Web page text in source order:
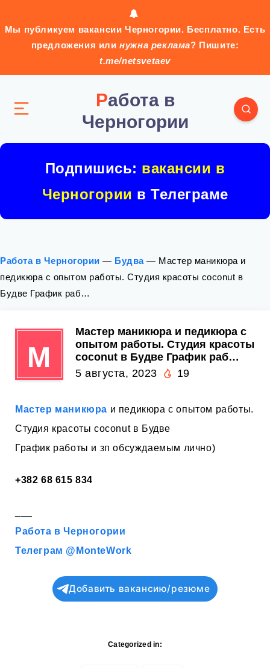
Мы публикуем вакансии Черногории. Бесплатно. Есть
предложения илинужна реклама? Пишите:
t.me/netsvetaev
Работа в
Черногории
Подпишись: вакансии в
Черногории в Телеграме
Работа в Черногории — Будва— Мастер маникюра и
педикюра с опытом работы. Студия красоты coconut в
Будве График раб…
М
Мастер маникюра и педикюра с
опытом работы. Студия красоты
coconut в Будве График раб…
5 августа, 2023
19
Мастер маникюра и педикюра с опытом работы.
Студия красоты coconut в Будве
График работы и зп обсуждаемым лично)
+382 68 615 834
Работа в Черногории
Телеграм @MonteWork
Добавить вакансию/резюме
Categorized in: